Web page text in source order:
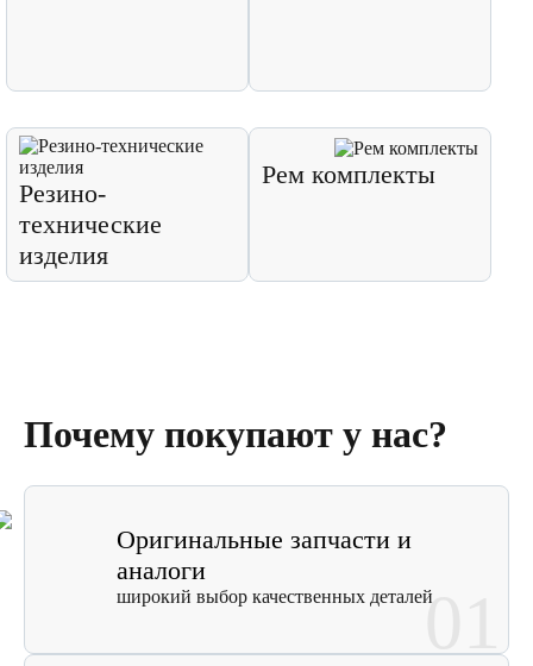
Резино-
технические
изделия
Рем комплекты
Почему покупают у нас?
Оригинальные запчасти и
аналоги
широкий выбор качественных деталей01